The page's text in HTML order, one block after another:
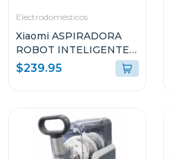
Electrodomésticos
Xiaomi ASPIRADORA
ROBOT INTELIGENTE
2-EN-1 SUCCIÓN
10000PA SENSOR LDS
$239.95